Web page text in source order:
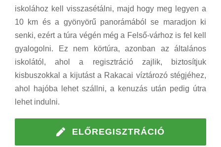
iskolához kell visszasétálni, majd hogy meg legyen a
10 km és a gyönyörű panorámából se maradjon ki
senki, ezért a túra végén még a Felső-várhoz is fel kell
gyalogolni. Ez nem körtúra, azonban az általános
iskolától, ahol a regisztráció zajlik, biztosítjuk
kisbuszokkal a kijutást a Rakacai víztározó stégjéhez,
ahol hajóba lehet szállni, a kenuzás után pedig útra
lehet indulni.
ELŐREGISZTRÁCIÓ